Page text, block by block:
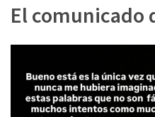
El comunicado